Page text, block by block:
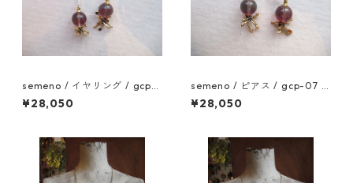
semeno / イヤリング / gcp-
08 / 25aw
¥28,050
semeno / ピアス / gcp-07 /
25aw
¥28,050